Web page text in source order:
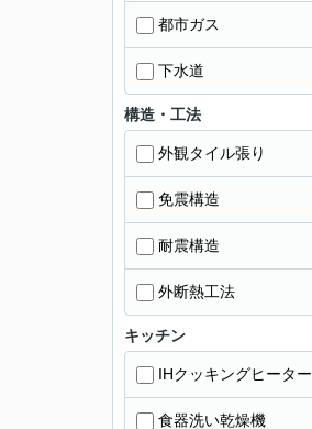
都市ガス
下水道
構造・工法
外観タイル張り
免震構造
耐震構造
外断熱工法
キッチン
IHクッキングヒーター
食器洗い乾燥機